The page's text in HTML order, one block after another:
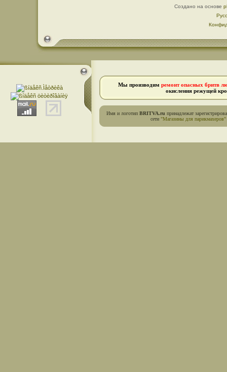
Создано на основе
Мы производим ремонт опасных бритв
окисления режущей
Имя и логотип BRITVA.ru принадлежат
сети "Магазины для парикмахеров"